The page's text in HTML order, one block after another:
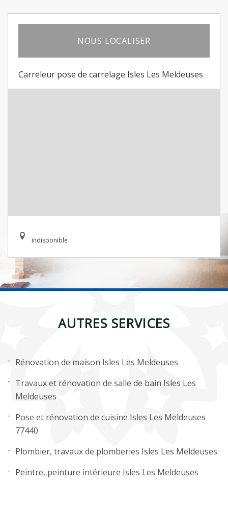
NOUS LOCALISER
Carreleur pose de carrelage Isles Les Meldeuses
indisponible
AUTRES SERVICES
Rénovation de maison Isles Les Meldeuses
Travaux et rénovation de salle de bain Isles Les
Meldeuses
Pose et rénovation de cuisine Isles Les Meldeuses
77440
Plombier, travaux de plomberies Isles Les Meldeuses
Peintre, peinture intérieure Isles Les Meldeuses